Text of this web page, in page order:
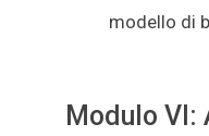
modello di
Modulo